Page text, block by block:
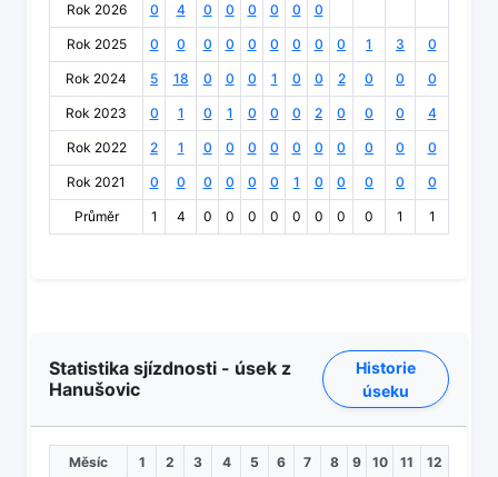
Rok 2026 0 4 0 0 0 0 0 0
Rok 2025 0 0 0 0 0 0 0 0 0 1 3 0
Rok 2024 5 18 0 0 0 1 0 0 2 0 0 0
Rok 2023 0 1 0 1 0 0 0 2 0 0 0 4
Rok 2022 2 1 0 0 0 0 0 0 0 0 0 0
Rok 2021 0 0 0 0 0 0 1 0 0 0 0 0
Průměr 1 4 0 0 0 0 0 0 0 0 1 1
Statistika sjízdnosti - úsek z
Hanušovic
Historie
úseku
Měsíc 1 2 3 4 5 6 7 8 9 10 11 12